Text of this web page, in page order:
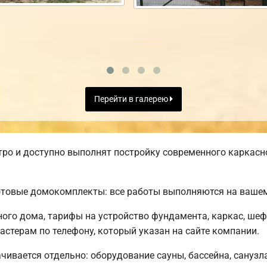
Перейти в галерею
и доступно выполнят постройку современного
домокомплекты: все работы выполняются на
дома, тарифы на устройство фундамента, каркас,
по телефону, который указан на сайте компании.
отдельно: оборудование сауны, бассейна,